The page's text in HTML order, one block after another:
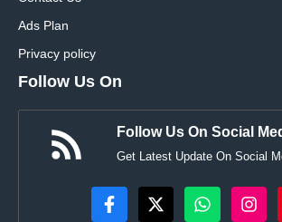
Ads Plan
Privacy policy
Follow Us On
Follow Us On Social
Get Latest Update On Social